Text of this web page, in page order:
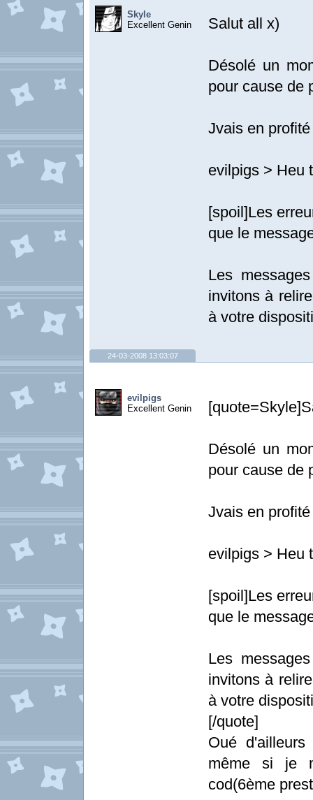
Skyle
Excellent Genin
Salut all x)
Désolé un
pour cause de
Jvais en
evilpigs > Heu
[spoil]Les
que le
Les
invitons à
à votre
24-03-2008 13:03:07
evilpigs
Excellent Genin
Désolé un
pour cause de
Jvais en
evilpigs > Heu
[spoil]Les
que le
Les
invitons à
à votre
[/quote]
Oué
même si je
cod(6ème